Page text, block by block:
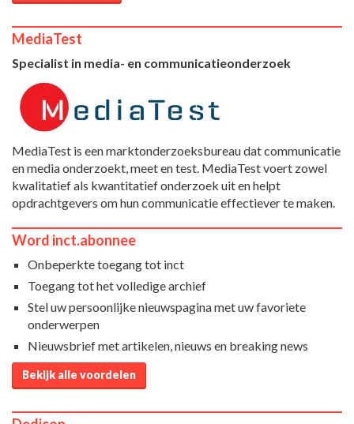
MediaTest
Specialist in media- en communicatieonderzoek
MediaTest is een marktonderzoeksbureau dat communicatie
en media onderzoekt, meet en test. MediaTest voert zowel
kwalitatief als kwantitatief onderzoek uit en helpt
opdrachtgevers om hun communicatie effectiever te maken.
Word inct.abonnee
Onbeperkte toegang tot inct
Toegang tot het volledige archief
Stel uw persoonlijke nieuwspagina met uw favoriete
onderwerpen
Nieuwsbrief met artikelen, nieuws en breaking news
Bekijk alle voordelen